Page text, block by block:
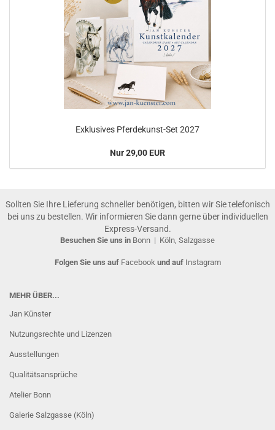
Exklusives Pferdekunst-Set 2027
Nur 29,00 EUR
Sollten Sie Ihre Lieferung schneller benötigen, bitten wir Sie telefonisch
bei uns zu bestellen. Wir informieren Sie dann gerne über individuellen
Express-Versand.
Besuchen Sie uns in Bonn | Köln, Salzgasse
Folgen Sie uns auf Facebook und auf Instagram
MEHR ÜBER...
Jan Künster
Nutzungsrechte und Lizenzen
Ausstellungen
Qualitätsansprüche
Atelier Bonn
Galerie Salzgasse (Köln)